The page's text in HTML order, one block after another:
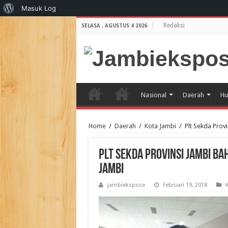
SELASA , AGUSTUS 4 2026 Redaksi
Nasional Daerah
Home / Daerah / Kota Jambi / Plt Sekda
Plt Sekda Provinsi Jambi
Jambi
jambiekspose Februari 19, 2018
Tentang
WordPress
Masuk Log